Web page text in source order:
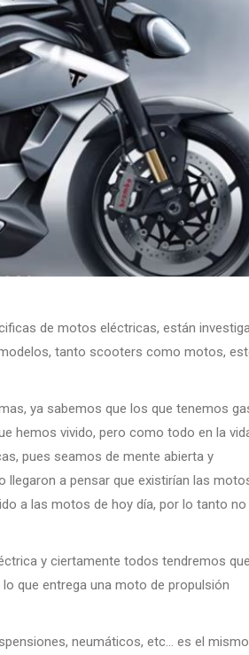
de motos eléctricas, están
tanto scooters como motos,
ya sabemos que los que tenemos
hemos vivido, pero como todo en la
pues seamos de mente abierta y
a pensar que existirían las
a las motos de hoy día, por lo tanto
y ciertamente todos tendremos que
que entrega una moto de propulsión
neumáticos, etc… es el